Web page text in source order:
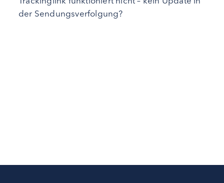
der Sendungsverfolgung?